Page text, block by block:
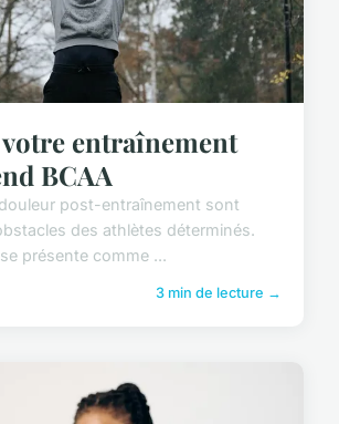
votre entraînement
BCAA
post-entraînement sont
des athlètes déterminés.
présente comme ...
3 min de lecture →